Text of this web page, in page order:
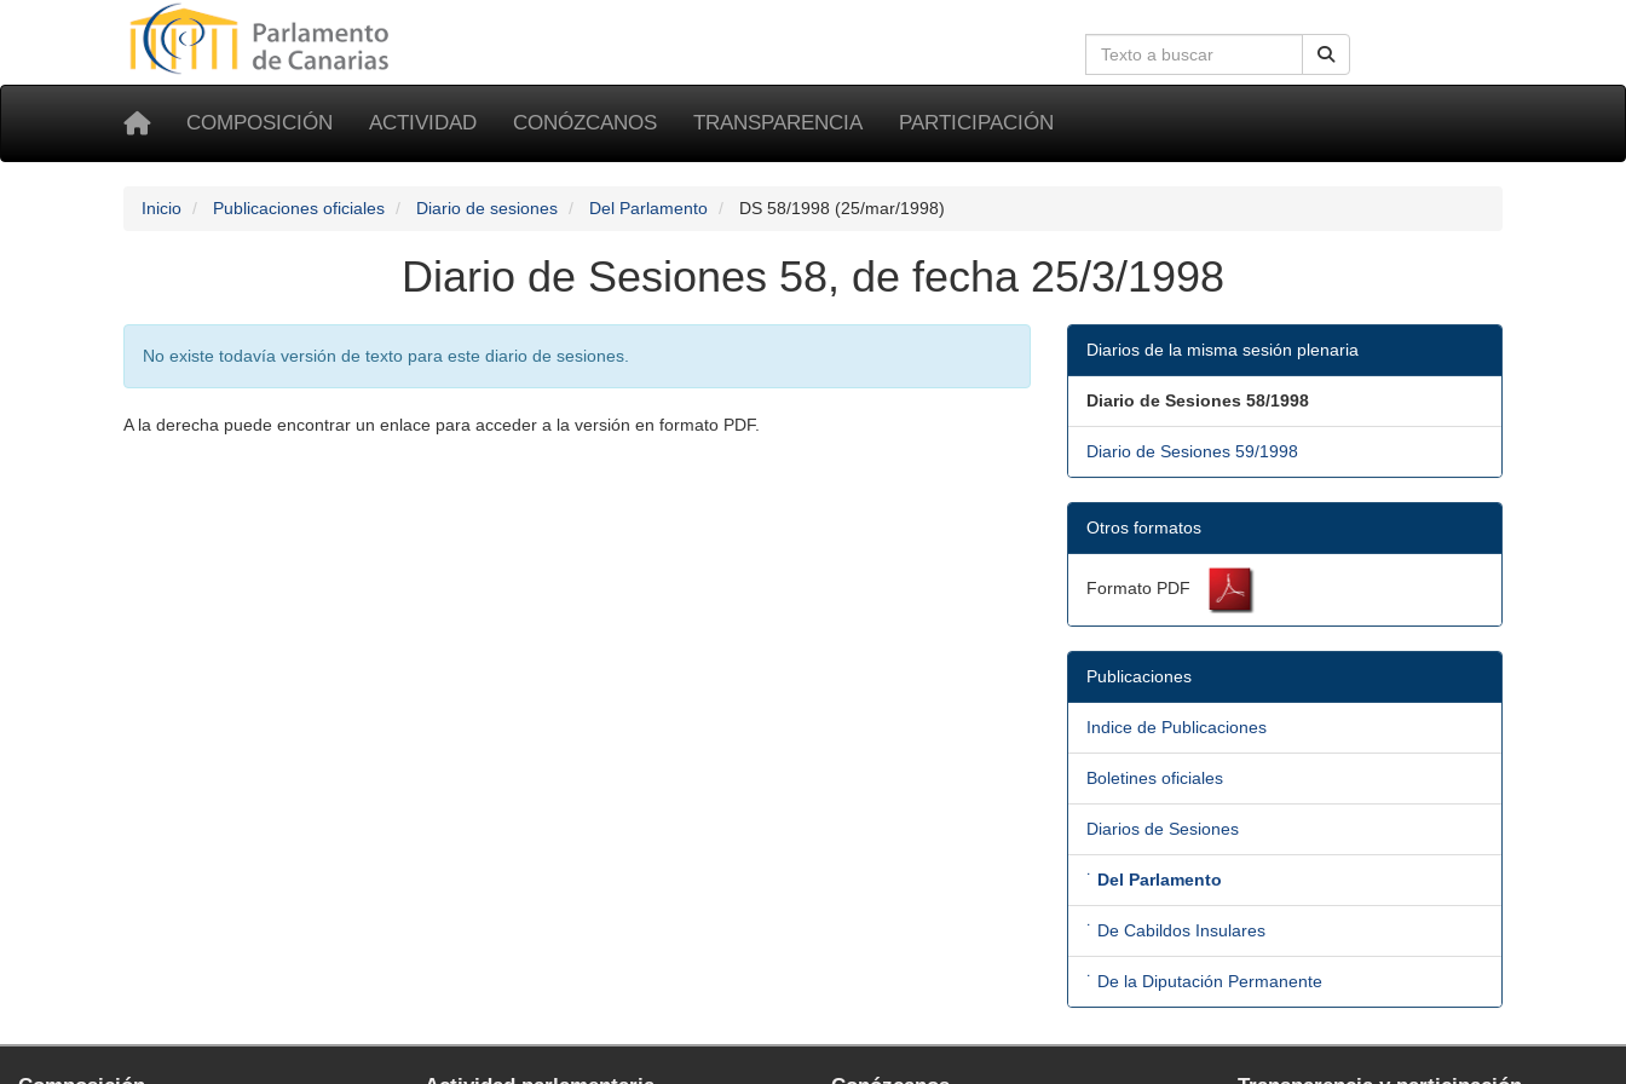
COMPOSICIÓN ACTIVIDAD CONÓZCANOS TRANSPARENCIA PARTICIPACIÓN
Inicio Publicaciones oficiales Diario de sesiones Del Parlamento DS 58/1998 (25/mar/1998)
Diario de Sesiones 58, de fecha 25/3/1998
No existe todavía versión de texto para este diario de sesiones.
A la derecha puede encontrar un enlace para acceder a la versión en formato PDF.
Diarios de la misma sesión plenaria
Diario de Sesiones 58/1998
Diario de Sesiones 59/1998
Otros formatos
Formato PDF
Publicaciones
Indice de Publicaciones
Boletines oficiales
Diarios de Sesiones
˙ Del Parlamento
˙ De Cabildos Insulares
˙ De la Diputación Permanente